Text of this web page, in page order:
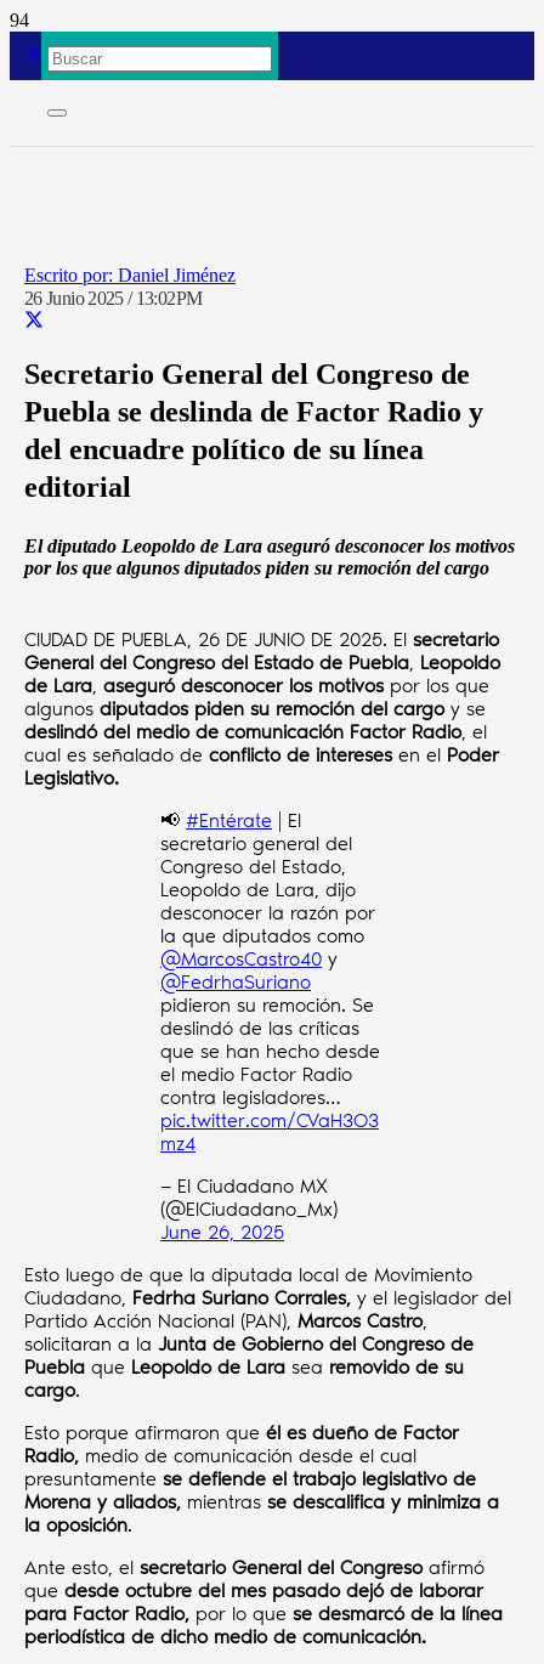
Daniel Jiménez
26 Junio 2025 / 13:02PM
Secretario General del Congreso de
Puebla se deslinda de Factor Radio y
del encuadre político de su línea
editorial
El diputado Leopoldo de Lara aseguró desconocer los motivos
por los que algunos diputados piden su remoción del cargo
CIUDAD DE PUEBLA, 26 DE JUNIO DE 2025. El secretario
General del Congreso del Estado de Puebla, Leopoldo
de Lara, aseguró desconocer los motivospor los que
algunos diputados piden su remoción del cargoy se
deslindó del medio de comunicación Factor Radio, el
cual es señalado de conflicto de interesesen el Poder
Legislativo.
📢 #Entérate | El
secretario general del
Congreso del Estado,
Leopoldo de Lara, dijo
desconocer la razón por
la que diputados como
@MarcosCastro40 y
@FedrhaSuriano
pidieron su remoción. Se
deslindó de las críticas
que se han hecho desde
el medio Factor Radio
contra legisladores…
pic.twitter.com/CVaH3O3
mz4
— El Ciudadano MX
(@ElCiudadano_Mx)
June 26, 2025
Esto luego de que la diputada local de Movimiento
Ciudadano, Fedrha Suriano Corrales, y el legislador del
Partido Acción Nacional (PAN), Marcos Castro,
solicitaran a la Junta de Gobierno del Congreso de
Puebla que Leopoldo de Lara sea removido de su
cargo.
Esto porque afirmaron que él es dueño de Factor
Radio, medio de comunicación desde el cual
presuntamente se defiende el trabajo legislativo de
Morena y aliados, mientras se descalifica y minimiza a
la oposición.
Ante esto, el secretario General del Congreso afirmó
que desde octubre del mes pasado dejó de laborar
para Factor Radio, por lo que se desmarcó de la línea
periodística de dicho medio de comunicación.